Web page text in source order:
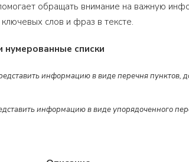
обращать внимание на важную
слов и фраз в тексте.
нумерованные списки
информацию в виде перечня пунктов,
информацию в виде упорядоченного